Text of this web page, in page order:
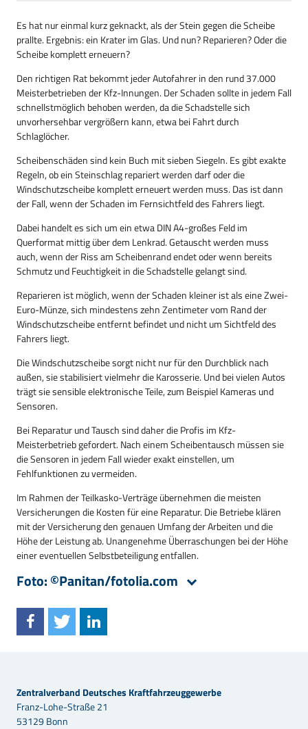
Es hat nur einmal kurz geknackt, als der Stein gegen die Scheibe
prallte. Ergebnis: ein Krater im Glas. Und nun? Reparieren? Oder die
Scheibe komplett erneuern?
Den richtigen Rat bekommt jeder Autofahrer in den rund 37.000
Meisterbetrieben der Kfz-Innungen. Der Schaden sollte in jedem Fall
schnellstmöglich behoben werden, da die Schadstelle sich
unvorhersehbar vergrößern kann, etwa bei Fahrt durch
Schlaglöcher.
Scheibenschäden sind kein Buch mit sieben Siegeln. Es gibt exakte
Regeln, ob ein Steinschlag repariert werden darf oder die
Windschutzscheibe komplett erneuert werden muss. Das ist dann
der Fall, wenn der Schaden im Fernsichtfeld des Fahrers liegt.
Dabei handelt es sich um ein etwa DIN A4-großes Feld im
Querformat mittig über dem Lenkrad. Getauscht werden muss
auch, wenn der Riss am Scheibenrand endet oder wenn bereits
Schmutz und Feuchtigkeit in die Schadstelle gelangt sind.
Reparieren ist möglich, wenn der Schaden kleiner ist als eine Zwei-
Euro-Münze, sich mindestens zehn Zentimeter vom Rand der
Windschutzscheibe entfernt befindet und nicht um Sichtfeld des
Fahrers liegt.
Die Windschutzscheibe sorgt nicht nur für den Durchblick nach
außen, sie stabilisiert vielmehr die Karosserie. Und bei vielen Autos
trägt sie sensible elektronische Teile, zum Beispiel Kameras und
Sensoren.
Bei Reparatur und Tausch sind daher die Profis im Kfz-
Meisterbetrieb gefordert. Nach einem Scheibentausch müssen sie
die Sensoren in jedem Fall wieder exakt einstellen, um
Fehlfunktionen zu vermeiden.
Im Rahmen der Teilkasko-Verträge übernehmen die meisten
Versicherungen die Kosten für eine Reparatur. Die Betriebe klären
mit der Versicherung den genauen Umfang der Arbeiten und die
Höhe der Leistung ab. Unangenehme Überraschungen bei der Höhe
einer eventuellen Selbstbeteiligung entfallen.
Foto: ©Panitan/fotolia.com
Zentralverband Deutsches Kraftfahrzeuggewerbe
Franz-Lohe-Straße 21
53129 Bonn